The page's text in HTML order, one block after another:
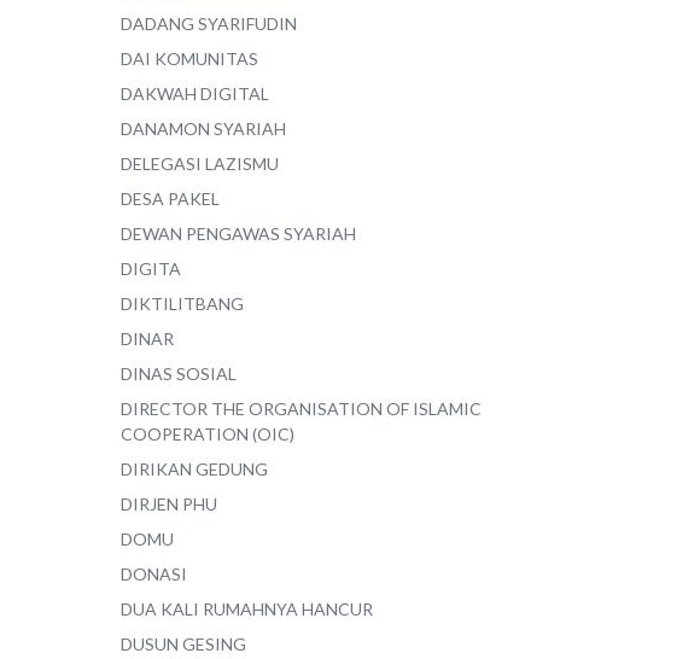
DADANG SYARIFUDIN
DAI KOMUNITAS
DAKWAH DIGITAL
DANAMON SYARIAH
DELEGASI LAZISMU
DESA PAKEL
DEWAN PENGAWAS SYARIAH
DIGITA
DIKTILITBANG
DINAR
DINAS SOSIAL
DIRECTOR THE ORGANISATION OF ISLAMIC
COOPERATION (OIC)
DIRIKAN GEDUNG
DIRJEN PHU
DOMU
DONASI
DUA KALI RUMAHNYA HANCUR
DUSUN GESING